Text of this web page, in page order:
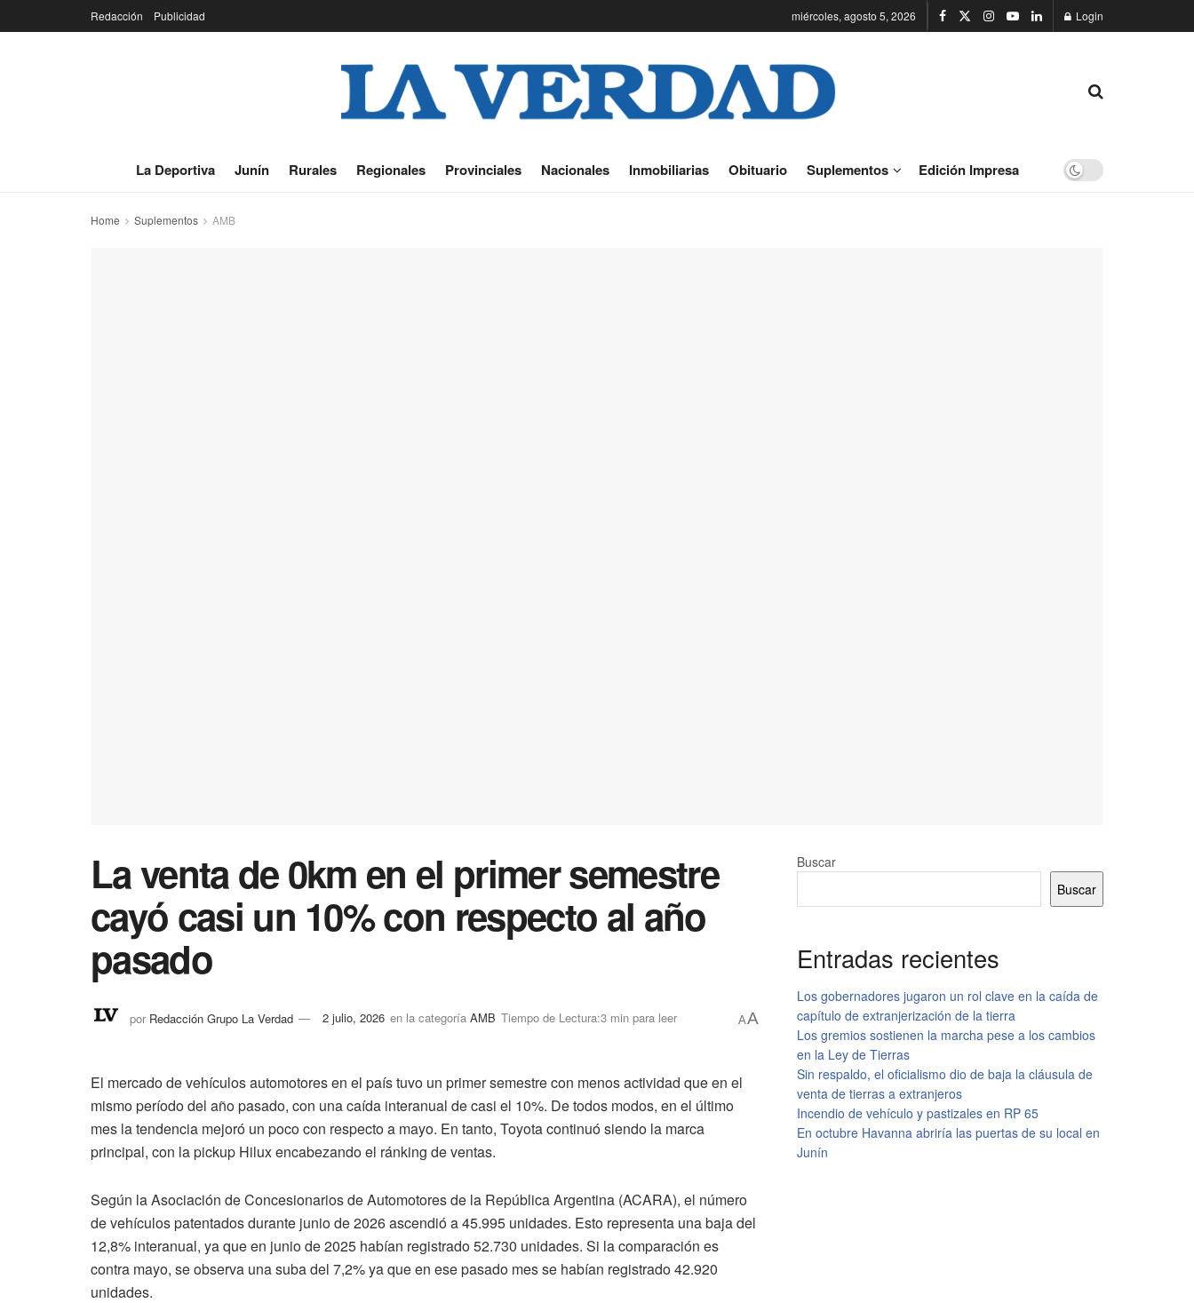
Redacción Publicidad miércoles, agosto 5, 2026 Login
La Deportiva Junín Rurales Regionales Provinciales Nacionales Inmobiliarias Obituario Suplementos Edición Impresa
Home Suplementos AMB
La venta de 0km en el primer semestre
cayó casi un 10% con respecto al año
pasado
por Redacción Grupo La Verdad 2 julio, 2026 en la categoría AMB Tiempo de Lectura:3 min para leer AA
El mercado de vehículos automotores en el país tuvo un primer semestre con menos actividad que en el
mismo período del año pasado, con una caída interanual de casi el 10%. De todos modos, en el último
mes la tendencia mejoró un poco con respecto a mayo. En tanto, Toyota continuó siendo la marca
principal, con la pickup Hilux encabezando el ránking de ventas.
Según la Asociación de Concesionarios de Automotores de la República Argentina (ACARA), el número
de vehículos patentados durante junio de 2026 ascendió a 45.995 unidades. Esto representa una baja del
12,8% interanual, ya que en junio de 2025 habían registrado 52.730 unidades. Si la comparación es
contra mayo, se observa una suba del 7,2% ya que en ese pasado mes se habían registrado 42.920
unidades.
Buscar
Buscar
Entradas recientes
Los gobernadores jugaron un rol clave en la caída de
capítulo de extranjerización de la tierra
Los gremios sostienen la marcha pese a los cambios
en la Ley de Tierras
Sin respaldo, el oficialismo dio de baja la cláusula de
venta de tierras a extranjeros
Incendio de vehículo y pastizales en RP 65
En octubre Havanna abriría las puertas de su local en
Junín